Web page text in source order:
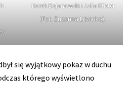
Korek Bojanowski i Julia Küster
(Fot. Zuzanna Litwinko).
się wyjątkowy pokaz w duchu
którego wyświetlono